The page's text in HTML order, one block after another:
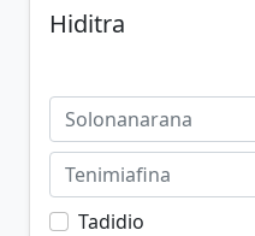
Hiditra
Tadidio